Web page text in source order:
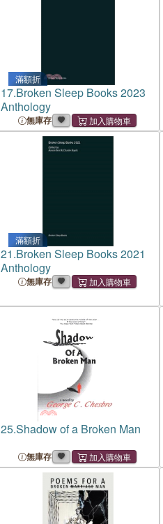
滿額折
17.Broken Sleep Books 2023
Anthology
無庫存
滿額折
21.Broken Sleep Books 2021
Anthology
無庫存
25.Shadow of a Broken Man
無庫存